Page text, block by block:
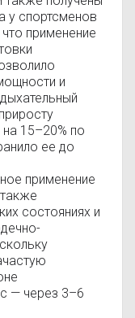
у спортсменов
применение
и
15–20% по
ее до
применение
состояниях и
— через 3–6